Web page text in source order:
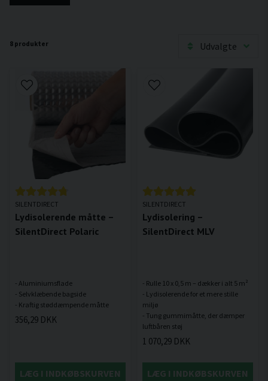
8 produkter Udvalgte
SILENTDIRECT
Lydisolerende måtte –
SilentDirect Polaric
- Aluminiumsflade
- Selvklæbende bagside
356,29 DKK
LÆG I INDKØBSKURVEN
SILENTDIRECT
Lydisolering –
SilentDirect MLV
- Rulle 10 x 0,5 m – dækker i alt 5 m²
- Lydisolerende for et mere stille
miljø
- Tung gummimåtte, der dæmper
1 070,29 DKK
LÆG I INDKØBSKURVEN